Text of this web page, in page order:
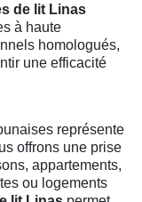
de lit Linas
à haute
homologués,
une efficacité
représente
offrons une prise
appartements,
ou logements